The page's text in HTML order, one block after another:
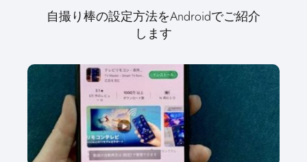
自撮り棒の設定方法をAndroidでご紹介
します